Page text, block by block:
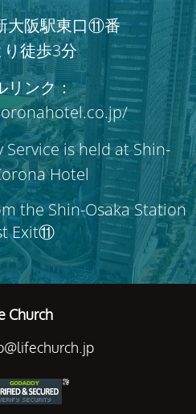
大阪駅東口⑪番
徒歩3分
リンク：
is held at Shin-
Hotel
the Shin-Osaka Station
Exit⑪
Church